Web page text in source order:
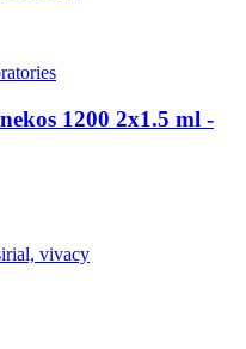
1200 2x1.5 ml -